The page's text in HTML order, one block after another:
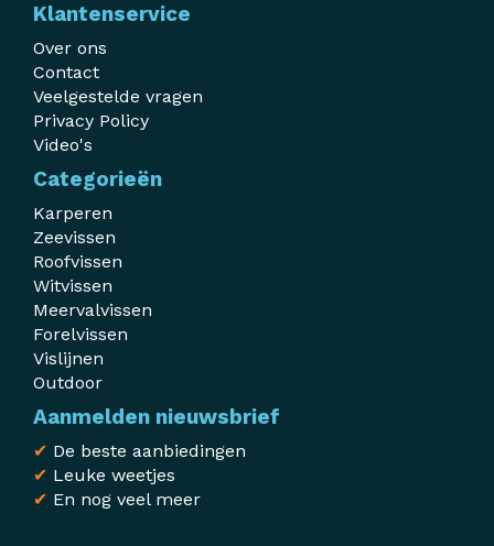
Klantenservice
Over ons
Contact
Veelgestelde vragen
Privacy Policy
Video's
Categorieën
Karperen
Zeevissen
Roofvissen
Witvissen
Meervalvissen
Forelvissen
Vislijnen
Outdoor
Aanmelden nieuwsbrief
✔ De beste aanbiedingen
✔ Leuke weetjes
✔ En nog veel meer